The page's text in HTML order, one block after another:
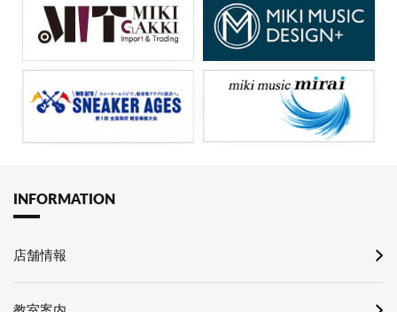
INFORMATION
店舗情報